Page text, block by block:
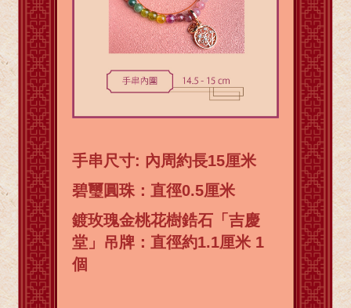
手串尺寸: 內周約長15厘米
碧璽圓珠：直徑0.5厘米
鍍玫瑰金桃花樹鋯石「吉慶
堂」吊牌：直徑約1.1厘米 1
個